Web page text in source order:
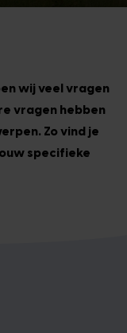
wij veel vragen
vragen hebben
Zo vind je
specifieke